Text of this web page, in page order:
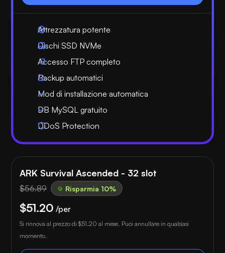
Attrezzatura potente
Dischi SSD NVMe
Accesso FTP completo
Backup automatici
Mod di installazione automatica
DB MySQL gratuito
DDoS Protection
ARK Survival Ascended - 32 slot
$56.89 Risparmia 10%
$51.20 /per
Si rinnova al prezzo di $51.20 al mese. Puoi annullare in qualsiasi
momento.